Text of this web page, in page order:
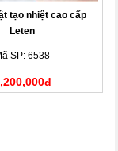
tạo nhiệt cao cấp
Leten
SP: 6538